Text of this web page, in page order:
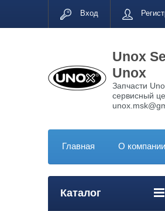
Вход
Unox
Unox
Запчасти
сервисный
Главная О компании
Каталог